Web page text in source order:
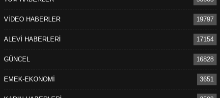
VİDEO HABERLER 19797
ALEVİ HABERLERİ 17154
GÜNCEL 16828
EMEK-EKONOMİ 3651